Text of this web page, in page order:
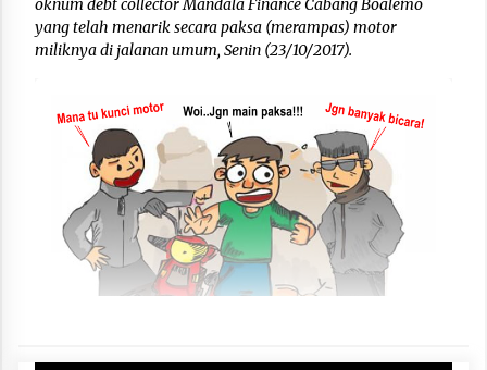
oknum debt collector Mandala Finance Cabang Boalemo
yang telah menarik secara paksa (merampas) motor
miliknya di jalanan umum, Senin (23/10/2017).